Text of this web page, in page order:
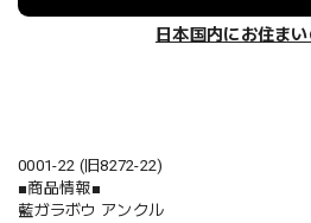
日本国内にお住ま
0001-22 (旧8272-22)
■商品情報■
藍ガラボウ アンクル